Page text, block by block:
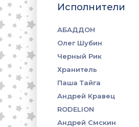
Исполнители
АБАДДОН
Олег Шубин
Черный Рик
Хранитель
Паша Тайга
Андрей Кравец
RODELION
Андрей Смскин